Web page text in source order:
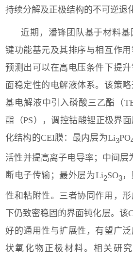
持续分解及正极结构的不可逆退
近期，潘锋团队基于材料
键功能基元及其排序与相互作
预测出可以在高电压条件下提
面稳定性的电解液体系。该策
基电解液中引入磷酸三乙酯（
酯（PS），调控钴酸锂正极界
化结构的CEI膜：最内层为Li3PO
活性并提高离子电导率；中间层
断电子传输；最外层为Li2SO3，
性和粘附性。三者协同作用，
下仍致密稳固的界面钝化层。该
好的通用性与扩展性，有望广
状氧化物正极材料。相关研